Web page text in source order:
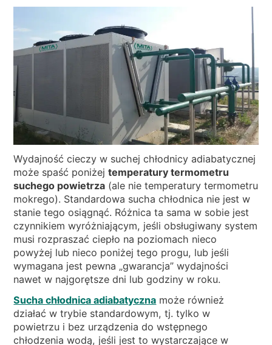
Wydajność cieczy w suchej chłodnicy adiabatycznej
może spaść poniżejtemperatury termometru
suchego powietrza (ale nie temperatury termometru
mokrego). Standardowa sucha chłodnica nie jest w
stanie tego osiągnąć. Różnica ta sama w sobie jest
czynnikiem wyróżniającym, jeśli obsługiwany system
musi rozpraszać ciepło na poziomach nieco
powyżej lub nieco poniżej tego progu, lub jeśli
wymagana jest pewna „gwarancja” wydajności
nawet w najgorętsze dni lub godziny w roku.
Sucha chłodnica adiabatyczna może również
działać w trybie standardowym, tj. tylko w
powietrzu i bez urządzenia do wstępnego
chłodzenia wodą, jeśli jest to wystarczające w